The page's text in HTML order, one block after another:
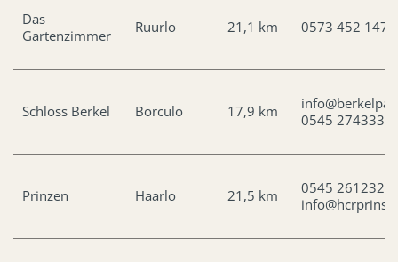
Das
Gartenzimmer
Ruurlo 21,1 km 0573 452 147
Schloss Berkel Borculo 17,9 km
0545 274333
Prinzen Haarlo 21,5 km
0545 261232